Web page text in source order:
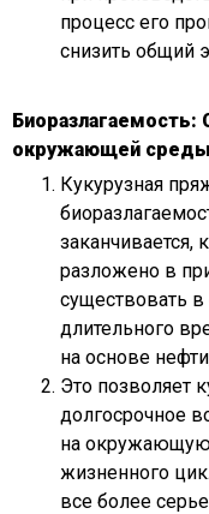
процесс его
снизить общий
Биоразлагаемость:
окружающей среды
Кукурузная
разложено в
существовать
длительного
на основе
Это позволяет
долгосрочное
на окружающую
жизненного
все более